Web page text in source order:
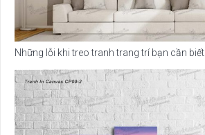
Những lỗi khi treo tranh trang trí bạn cần biết